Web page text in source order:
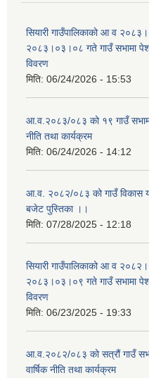
सियारी गाउँपालिकाको आ व
२०८३।०३।०८ गते गाउँ सभामा
विवरण
मिति: 06/24/2026 - 15:53
आ.व.२०८३/०८३ को १९ गाउँ
नीति तथा कार्यक्रम
मिति: 06/24/2026 - 14:12
आ.व. २०८२/०८३ को गाउँ विकास
बजेट पुस्तिका ।।
मिति: 07/28/2025 - 12:18
सियारी गाउँपालिकाको आ व
२०८३।०३।०९ गते गाउँ सभामा
विवरण
मिति: 06/23/2025 - 19:33
आ.व.२०८२/०८३ को सत्रौं गाउँ
वार्षिक नीति तथा कार्यक्रम